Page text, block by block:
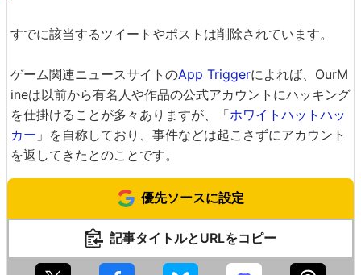
すでに該当するツイートやポストは削除されています。
ゲーム関連ニュースサイトのApp Triggerによれば、OurM
ineは以前から有名人や作品の公式アカウントにハッキング
を仕掛けることが多々ありますが、「ホワイトハットハッ
カー 」を自称しており、事件などは起こさずにアカウント
を返してきたとのことです。
優先ソースに設定
記事タイトルとURLをコピー